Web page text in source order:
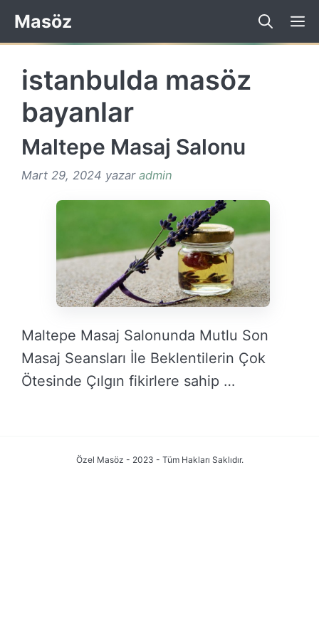
İçeriğe
atla
Masöz
istanbulda masöz
bayanlar
Maltepe Masaj Salonu
Mart 29, 2024 yazar admin
Maltepe Masaj Salonunda Mutlu Son
Masaj Seansları İle Beklentilerin Çok
Ötesinde Çılgın fikirlere sahip …
Özel Masöz - 2023 - Tüm Hakları Saklıdır.